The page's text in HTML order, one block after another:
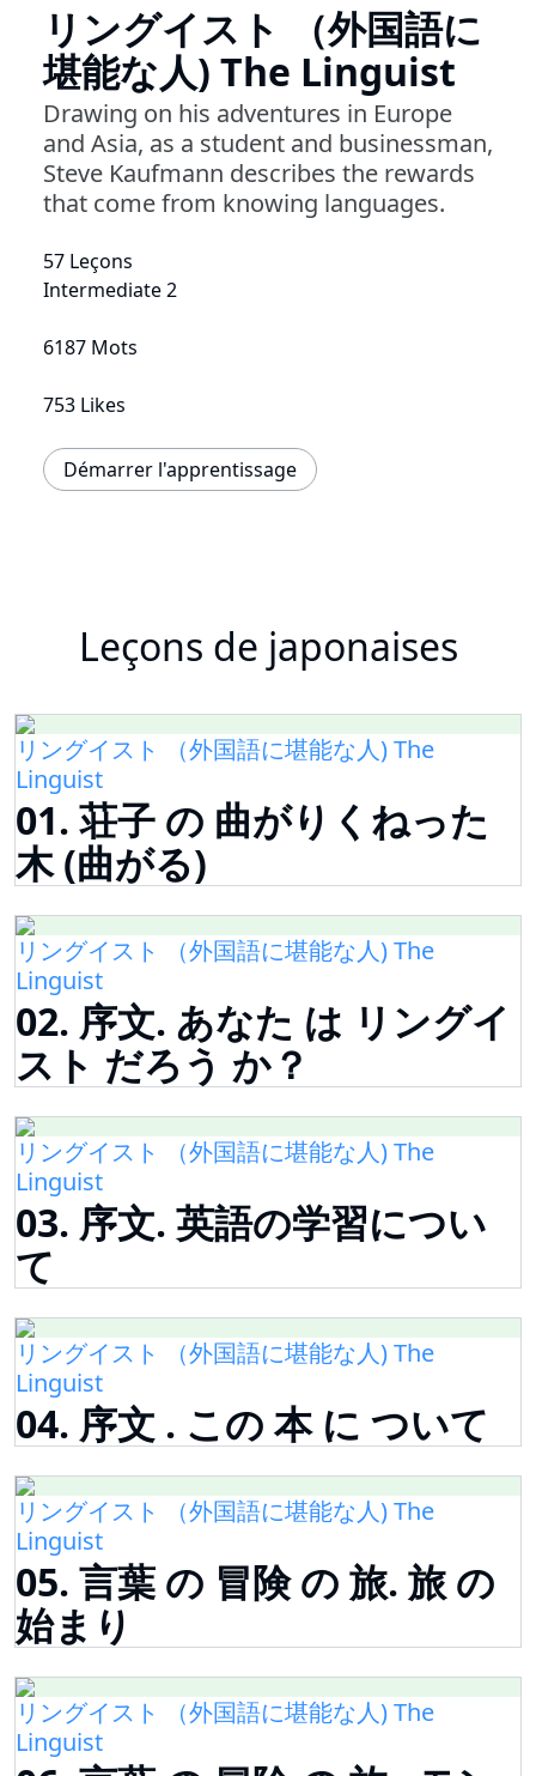
リングイスト （外国語に
堪能な人) The Linguist
Drawing on his adventures in Europe
and Asia, as a student and businessman,
Steve Kaufmann describes the rewards
that come from knowing languages.
57 Leçons
Intermediate 2
6187 Mots
753 Likes
Démarrer l'apprentissage
Leçons de japonaises
リングイスト （外国語に堪能な人) The
Linguist
01. 荘子 の 曲がりくねった
木 (曲がる)
リングイスト （外国語に堪能な人) The
Linguist
02. 序文. あなた は リングイ
スト だろう か？
リングイスト （外国語に堪能な人) The
Linguist
03. 序文. 英語の学習につい
て
リングイスト （外国語に堪能な人) The
Linguist
04. 序文 . この 本 に ついて
リングイスト （外国語に堪能な人) The
Linguist
05. 言葉 の 冒険 の 旅. 旅 の
始まり
リングイスト （外国語に堪能な人) The
Linguist